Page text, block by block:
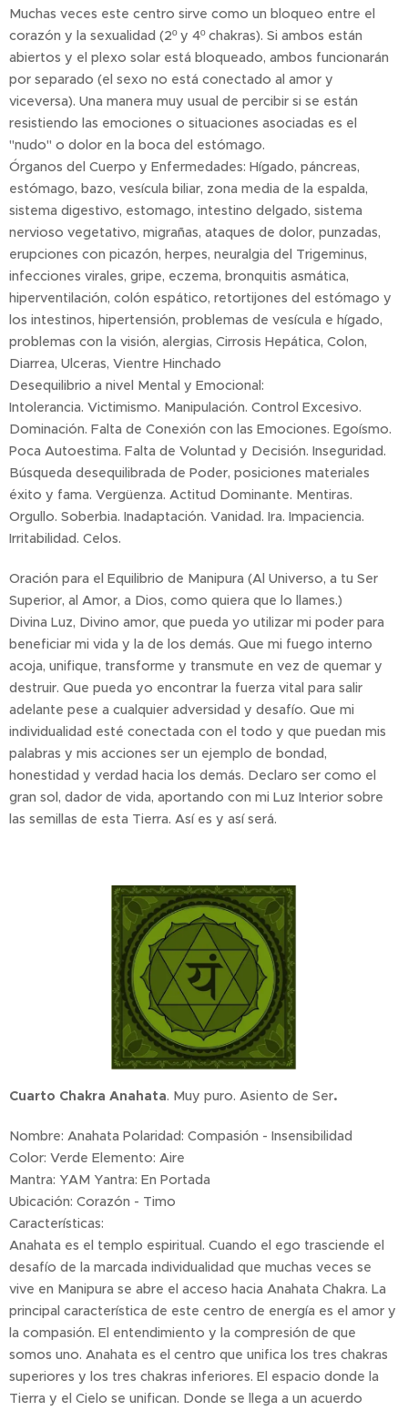
Muchas veces este centro sirve como un bloqueo entre el
corazón y la sexualidad (2º y 4º chakras). Si ambos están
abiertos y el plexo solar está bloqueado, ambos funcionarán
por separado (el sexo no está conectado al amor y
viceversa). Una manera muy usual de percibir si se están
resistiendo las emociones o situaciones asociadas es el
"nudo" o dolor en la boca del estómago.
Órganos del Cuerpo y Enfermedades: Hígado, páncreas,
estómago, bazo, vesícula biliar, zona media de la espalda,
sistema digestivo, estomago, intestino delgado, sistema
nervioso vegetativo, migrañas, ataques de dolor, punzadas,
erupciones con picazón, herpes, neuralgia del Trigeminus,
infecciones virales, gripe, eczema, bronquitis asmática,
hiperventilación, colón espático, retortijones del estómago y
los intestinos, hipertensión, problemas de vesícula e hígado,
problemas con la visión, alergias, Cirrosis Hepática, Colon,
Diarrea, Ulceras, Vientre Hinchado
Desequilibrio a nivel Mental y Emocional:
Intolerancia. Victimismo. Manipulación. Control Excesivo.
Dominación. Falta de Conexión con las Emociones. Egoísmo.
Poca Autoestima. Falta de Voluntad y Decisión. Inseguridad.
Búsqueda desequilibrada de Poder, posiciones materiales
éxito y fama. Vergüenza. Actitud Dominante. Mentiras.
Orgullo. Soberbia. Inadaptación. Vanidad. Ira. Impaciencia.
Irritabilidad. Celos.
Oración para el Equilibrio de Manipura (Al Universo, a tu Ser
Superior, al Amor, a Dios, como quiera que lo llames.)
Divina Luz, Divino amor, que pueda yo utilizar mi poder para
beneficiar mi vida y la de los demás. Que mi fuego interno
acoja, unifique, transforme y transmute en vez de quemar y
destruir. Que pueda yo encontrar la fuerza vital para salir
adelante pese a cualquier adversidad y desafío. Que mi
individualidad esté conectada con el todo y que puedan mis
palabras y mis acciones ser un ejemplo de bondad,
honestidad y verdad hacia los demás. Declaro ser como el
gran sol, dador de vida, aportando con mi Luz Interior sobre
las semillas de esta Tierra. Así es y así será.
Cuarto Chakra Anahata. Muy puro. Asiento de Ser.
Nombre: Anahata Polaridad: Compasión - Insensibilidad
Color: Verde Elemento: Aire
Mantra: YAM Yantra: En Portada
Ubicación: Corazón - Timo
Características:
Anahata es el templo espiritual. Cuando el ego trasciende el
desafío de la marcada individualidad que muchas veces se
vive en Manipura se abre el acceso hacia Anahata Chakra. La
principal característica de este centro de energía es el amor y
la compasión. El entendimiento y la compresión de que
somos uno. Anahata es el centro que unifica los tres chakras
superiores y los tres chakras inferiores. El espacio donde la
Tierra y el Cielo se unifican. Donde se llega a un acuerdo